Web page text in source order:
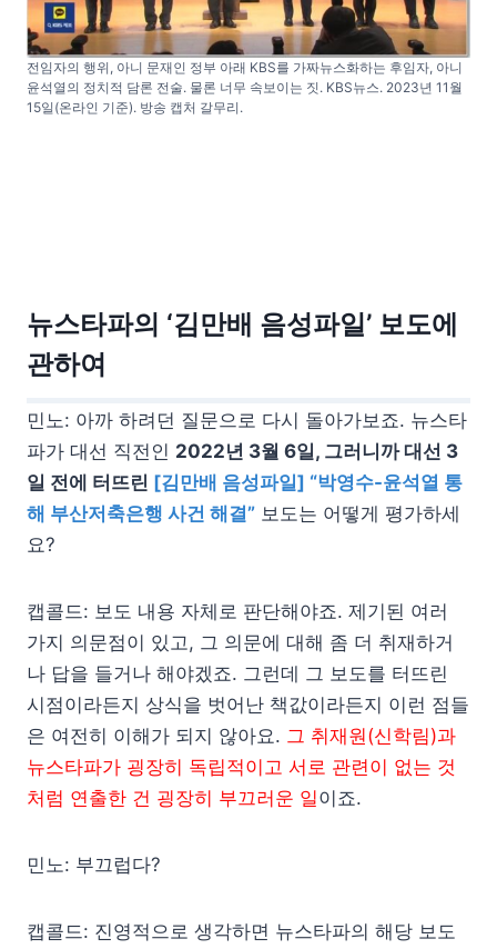
전임자의 행위, 아니 문재인 정부 아래 KBS를 가짜뉴스화하는 후임자, 아니
윤석열의 정치적 담론 전술. 물론 너무 속보이는 짓. KBS뉴스. 2023년 11월
15일(온라인 기준). 방송 캡처 갈무리.
뉴스타파의 ‘김만배 음성파일’ 보도에
관하여
민노: 아까 하려던 질문으로 다시 돌아가보죠. 뉴스타
파가 대선 직전인 2022년 3월 6일, 그러니까 대선 3
일 전에 터뜨린 [김만배 음성파일] “박영수-윤석열 통
해 부산저축은행 사건 해결” 보도는 어떻게 평가하세
요?
캡콜드: 보도 내용 자체로 판단해야죠. 제기된 여러
가지 의문점이 있고, 그 의문에 대해 좀 더 취재하거
나 답을 들거나 해야겠죠. 그런데 그 보도를 터뜨린
시점이라든지 상식을 벗어난 책값이라든지 이런 점들
은 여전히 이해가 되지 않아요. 그 취재원(신학림)과
뉴스타파가 굉장히 독립적이고 서로 관련이 없는 것
처럼 연출한 건 굉장히 부끄러운 일이죠.
민노: 부끄럽다?
캡콜드: 진영적으로 생각하면 뉴스타파의 해당 보도